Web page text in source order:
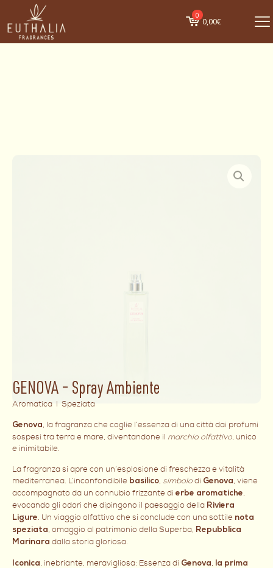
0
0,00€
GENOVA – Spray Ambiente
Aromatica I Speziata
Genova, la fragranza che coglie l’essenza di una città dai profumi
sospesi tra terra e mare, diventandone il marchio olfattivo, unico
e inimitabile.
La fragranza si apre con un’esplosione di freschezza e vitalità
mediterranea. L’inconfondibile basilico, simbolodi Genova, viene
accompagnato da un connubio frizzante di erbe aromatiche,
evocando gli odori che dipingono il paesaggio della Riviera
Ligure. Un viaggio olfattivo che si conclude con una sottile nota
speziata, omaggio al patrimonio della Superba, Repubblica
Marinara dalla storia gloriosa.
Iconica, inebriante, meravigliosa: Essenza di Genova, la prima